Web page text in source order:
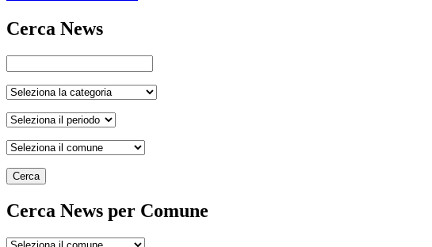
Cerca News
Cerca
Cerca News per Comune